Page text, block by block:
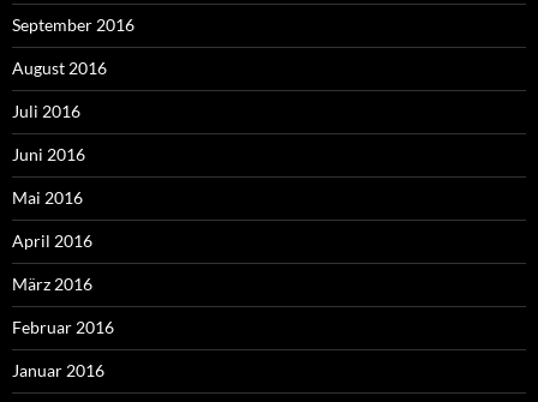
September 2016
August 2016
Juli 2016
Juni 2016
Mai 2016
April 2016
März 2016
Februar 2016
Januar 2016